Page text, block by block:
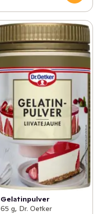
Gelatinpulver
65 g, Dr. Oetker